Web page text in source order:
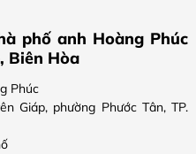
phố anh Hoàng Phúc
Biên Hòa
Phúc
Giáp, phường Phước Tân, TP.